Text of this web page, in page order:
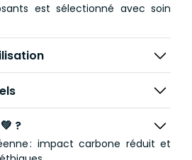
est sélectionné avec soin
lieu de production :
?
: impact carbone réduit et